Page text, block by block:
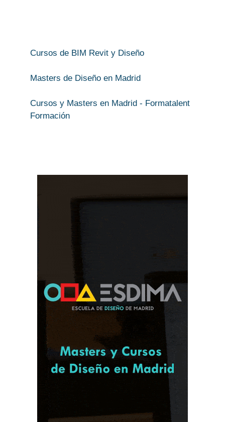
Cursos de BIM Revit y Diseño
Masters de Diseño en Madrid
Cursos y Masters en Madrid - Formatalent
Formación